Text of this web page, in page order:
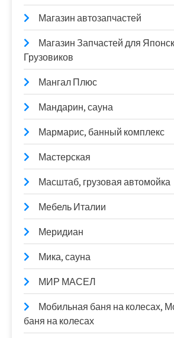
Магазин автозапчастей
Магазин Запчастей для
Грузовиков
Мангал Плюс
Мандарин, сауна
Мармарис, банный комплекс
Мастерская
Масштаб, грузовая автомойка
Мебель Италии
Меридиан
Мика, сауна
МИР МАСЕЛ
Мобильная баня на колесах,
баня на колесах